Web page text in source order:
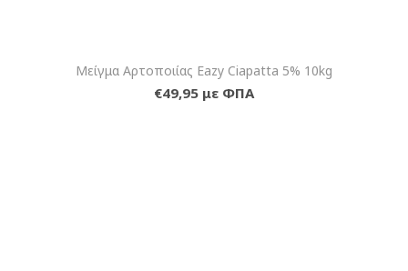
Μείγμα Αρτοποιίας Eazy Ciapatta 5% 10kg
€49,95 με ΦΠΑ